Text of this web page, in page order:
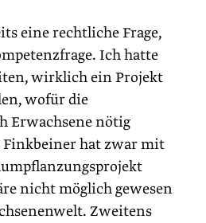
eine rechtliche Frage,
Ich hatte
wirklich ein Projekt
wofür die
Erwachsene nötig
Finkbeiner hat zwar mit
nicht möglich gewesen
Zweitens